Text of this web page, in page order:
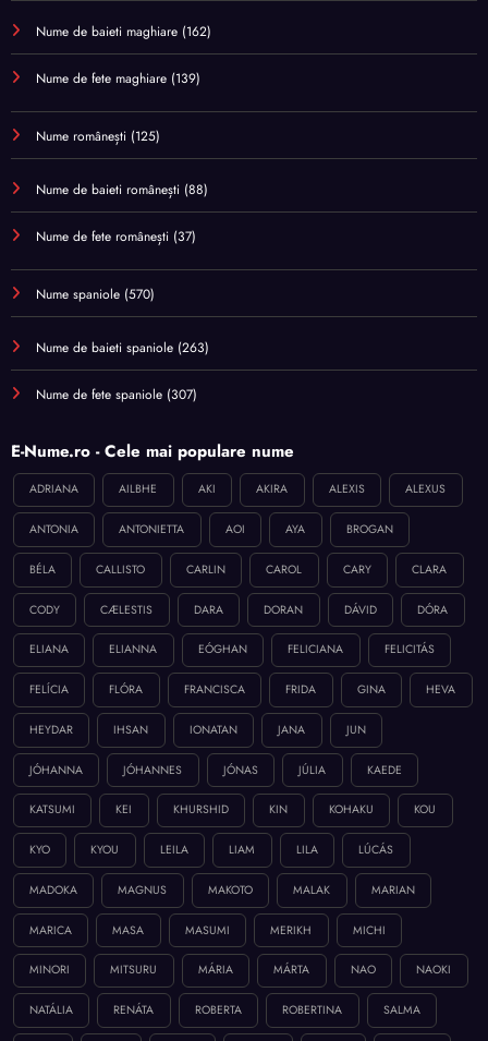
Nume de baieti maghiare (162)
Nume de fete maghiare (139)
Nume românești (125)
Nume de baieti românești (88)
Nume de fete românești (37)
Nume spaniole (570)
Nume de baieti spaniole (263)
Nume de fete spaniole (307)
E-Nume.ro - Cele mai populare nume
ADRIANA AILBHE AKI AKIRA ALEXIS ALEXUS
ANTONIA ANTONIETTA AOI AYA BROGAN
BÉLA CALLISTO CARLIN CAROL CARY CLARA
CODY CÆLESTIS DARA DORAN DÁVID DÓRA
ELIANA ELIANNA EÓGHAN FELICIANA FELICITÁS
FELÍCIA FLÓRA FRANCISCA FRIDA GINA HEVA
HEYDAR IHSAN IONATAN JANA JUN
JÓHANNA JÓHANNES JÓNAS JÚLIA KAEDE
KATSUMI KEI KHURSHID KIN KOHAKU KOU
KYO KYOU LEILA LIAM LILA LÚCÁS
MADOKA MAGNUS MAKOTO MALAK MARIAN
MARICA MASA MASUMI MERIKH MICHI
MINORI MITSURU MÁRIA MÁRTA NAO NAOKI
NATÁLIA RENÁTA ROBERTA ROBERTINA SALMA